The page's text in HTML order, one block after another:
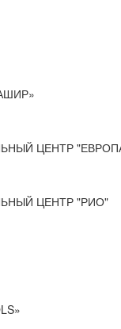
ЦЕНТР
ЦЕНТР "РИО"